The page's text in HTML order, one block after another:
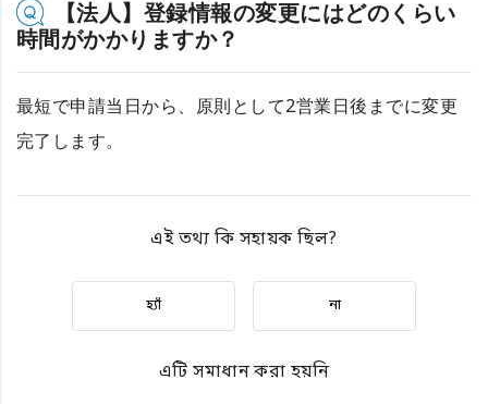
【法人】登録情報の変更にはどのくらい
時間がかかりますか？
最短で申請当日から、原則として2営業日後までに変更
完了します。
এই তথ্য কি সহায়ক ছিল?
হ্যাঁ না
এটি সমাধান করা হয়নি